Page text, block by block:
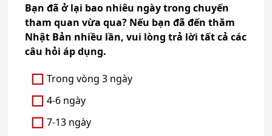
Bạn đã ở lại bao nhiêu ngày trong chuyến
tham quan vừa qua? Nếu bạn đã đến thăm
Nhật Bản nhiều lần, vui lòng trả lời tất cả các
câu hỏi áp dụng.
Trong vòng 3 ngày
4-6 ngày
7-13 ngày